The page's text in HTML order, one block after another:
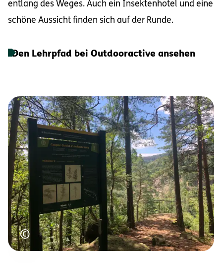
entlang des Weges. Auch ein Insektenhotel und eine
schöne Aussicht finden sich auf der Runde.
Den Lehrpfad bei Outdooractive ansehen
© Urheberrecht